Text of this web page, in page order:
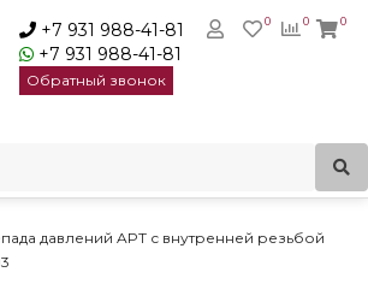
+7 931 988-41-81
+7 931 988-41-81
Обратный звонок
0
0 0
клапаны
давлений APT с внутренней резьбой